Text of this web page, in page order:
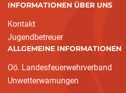
INFORMATIONEN ÜBER UNS
Kontakt
Jugendbetreuer
ALLGEMEINE INFORMATIONEN
Oö. Landesfeuerwehrverband
Unwetterwarnungen